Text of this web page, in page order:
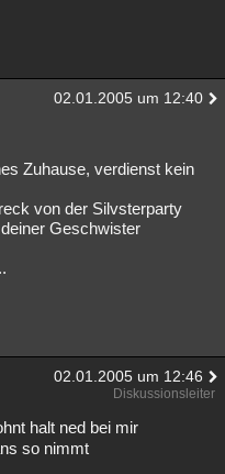
02.01.2005 um 12:40
Zuhause, verdienst kein
von der Silvsterparty
Geschwister
02.01.2005 um 12:46
Diskussionsleiter
halt ned bei mir
so nimmt